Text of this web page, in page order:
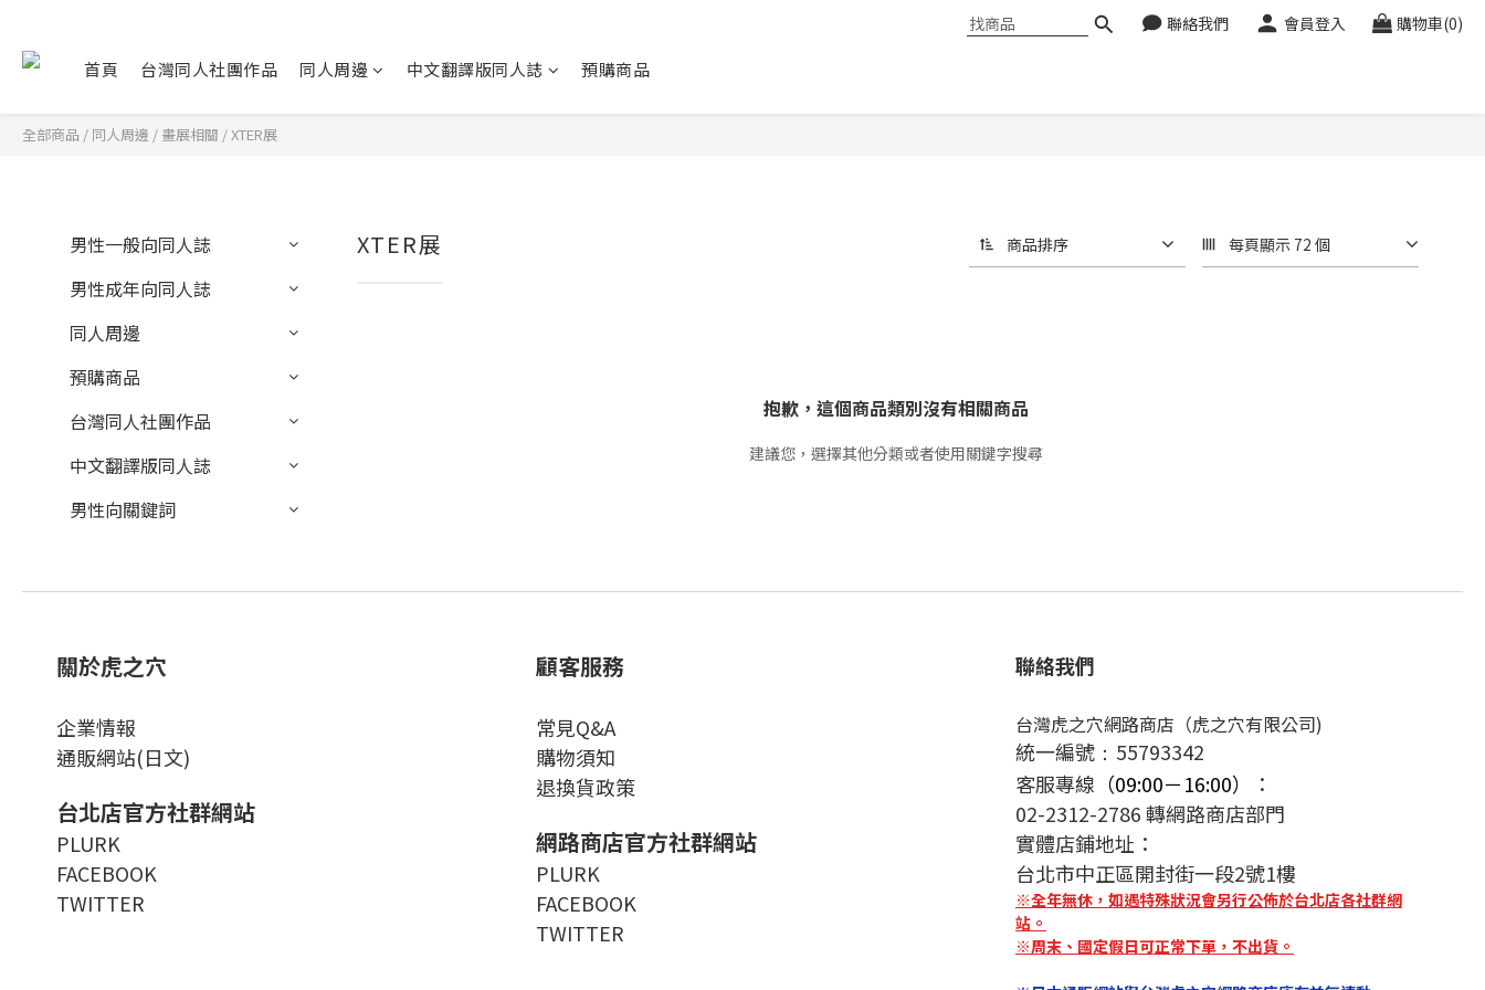
聯絡我們 會員登入 購物車(0)
首頁 台灣同人社團作品 同人周邊 中文翻譯版同人誌 預購商品
全部商品 / 同人周邊 / 畫展相關 /XTER展
男性一般向同人誌
男性成年向同人誌
同人周邊
預購商品
台灣同人社團作品
中文翻譯版同人誌
男性向關鍵詞
XTER展 商品排序 每頁顯示 72 個
抱歉，這個商品類別沒有相關商品
建議您，選擇其他分類或者使用關鍵字搜尋
關於虎之穴
企業情報
通販網站(日文)
台北店官方社群網站
PLURK
FACEBOOK
TWITTER
顧客服務
常見Q&A
購物須知
退換貨政策
網路商店官方社群網站
PLURK
FACEBOOK
TWITTER
聯絡我們
台灣虎之穴網路商店（虎之穴有限公司)
統一編號 ： 55793342
客服專線 （09:00－16:00）
：
02-2312-2786 轉網路商店部門
實體店鋪地址：
台北市中正區開封街一段2號1樓
※全年無休，如遇特殊狀況會另行公佈於台北店各社群網
站。
※周末、國定假日可正常下單，不出貨。